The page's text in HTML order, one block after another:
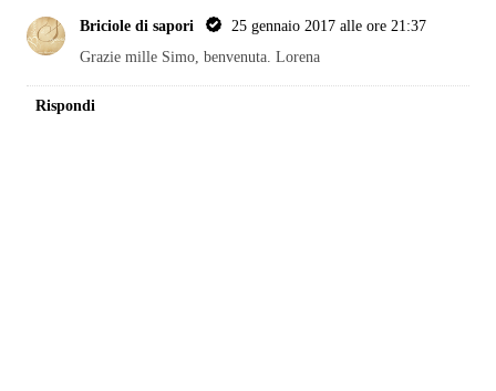
Briciole di sapori
25 gennaio 2017 alle ore 21:37
Grazie mille Simo, benvenuta. Lorena
Rispondi